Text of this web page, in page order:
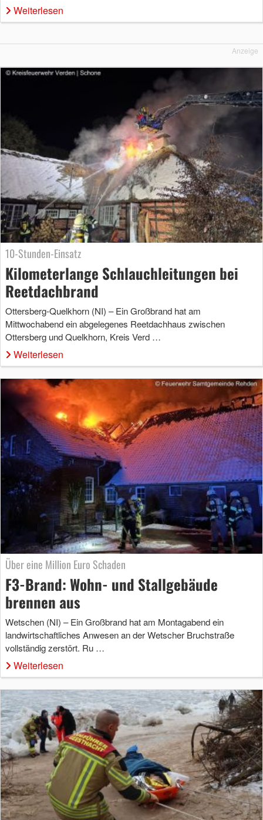
Weiterlesen
Anzeige
10-Stunden-Einsatz
Kilometerlange Schlauchleitungen bei
Reetdachbrand
Ottersberg-Quelkhorn (NI) – Ein Großbrand hat am
Mittwochabend ein abgelegenes Reetdachhaus zwischen
Ottersberg und Quelkhorn, Kreis Verd …
Weiterlesen
Über eine Million Euro Schaden
F3-Brand: Wohn- und Stallgebäude
brennen aus
Wetschen (NI) – Ein Großbrand hat am Montagabend ein
landwirtschaftliches Anwesen an der Wetscher Bruchstraße
vollständig zerstört. Ru …
Weiterlesen